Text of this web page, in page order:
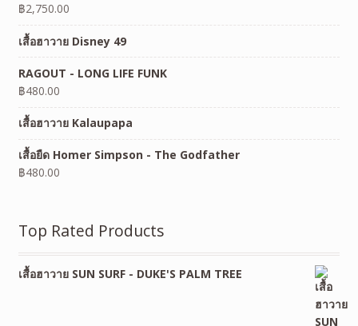
฿2,750.00
เสื้อฮาวาย Disney 49
RAGOUT - LONG LIFE FUNK
฿480.00
เสื้อฮาวาย Kalaupapa
เสื้อยืด Homer Simpson - The Godfather
฿480.00
Top Rated Products
เสื้อฮาวาย SUN SURF - DUKE'S PALM TREE